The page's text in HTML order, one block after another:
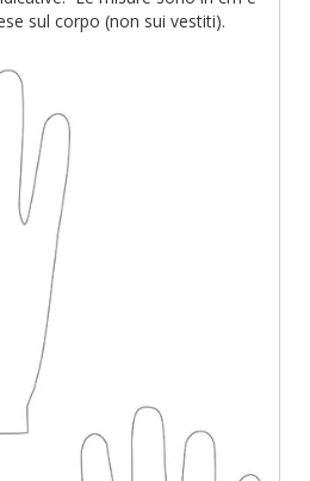
sul corpo (non sui vestiti).